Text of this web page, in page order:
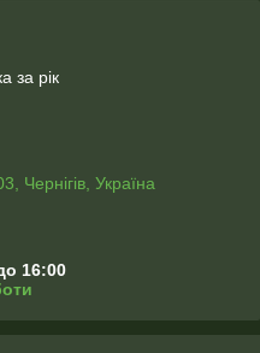
за рік
Чернігів, Україна
16:00